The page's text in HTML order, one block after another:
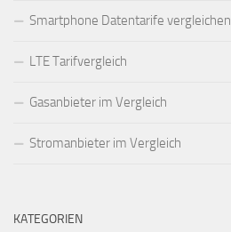
Smartphone Datentarife vergleichen
LTE Tarifvergleich
Gasanbieter im Vergleich
Stromanbieter im Vergleich
KATEGORIEN